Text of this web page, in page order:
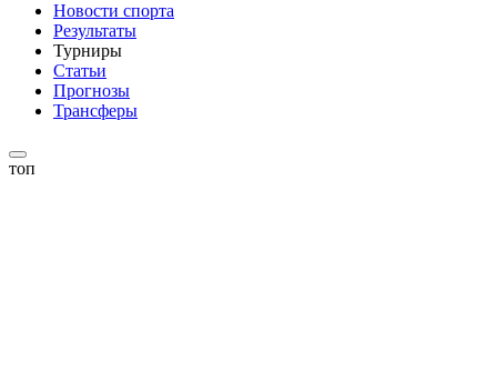
Новости спорта
Результаты
Турниры
Статьи
Прогнозы
Трансферы
топ